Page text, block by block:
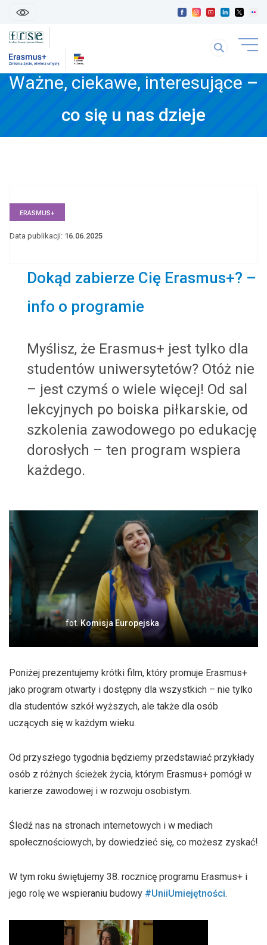
uwaga
otwiera
się
nowej
karice
Szukaj
stronie
Ważne, ciekawe, interesujące –
co się u nas dzieje
ERASMUS+
Data publikacji: 16.06.2025
Dokąd zabierze Cię Erasmus+? –
info o programie
Myślisz, że Erasmus+ jest tylko dla
studentów uniwersytetów? Otóż nie
– jest czymś o wiele więcej! Od sal
lekcyjnych po boiska piłkarskie, od
szkolenia zawodowego po edukację
dorosłych – ten program wspiera
każdego.
fot.Komisja Europejska
Poniżej prezentujemy krótki film, który promuje Erasmus+
jako program otwarty i dostępny dla wszystkich – nie tylko
dla studentów szkół wyższych, ale także dla osób
uczących się w każdym wieku.
Od przyszłego tygodnia będziemy przedstawiać przykłady
osób z różnych ścieżek życia, którym Erasmus+ pomógł w
karierze zawodowej i w rozwoju osobistym.
Śledź nas na stronach internetowych i w mediach
społecznościowych, by dowiedzieć się, co możesz zyskać!
W tym roku świętujemy 38. rocznicę programu Erasmus+ i
jego rolę we wspieraniu budowy #UniiUmiejętności.